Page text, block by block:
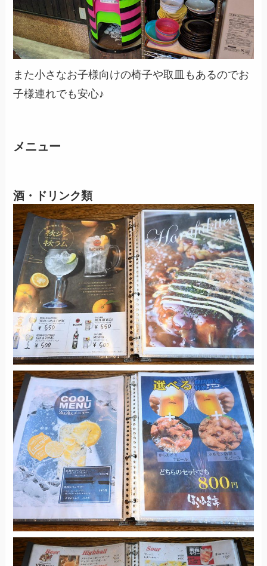
また小さなお子様向けの椅子や取皿もあるのでお
子様連れでも安心♪
メニュー
酒・ドリンク類